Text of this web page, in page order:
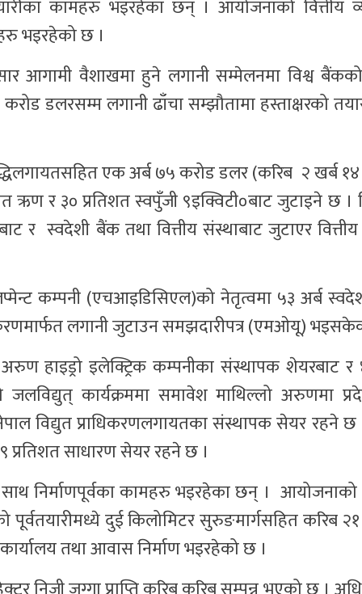
कामहरु भइरहेका छन् । आयोजनाको वित्तीय
भइरहेको छ ।
आगामी वैशाखमा हुने लगानी सम्मेलनमा विश्व
करोड डलरसम्म लगानी ढाँचा सम्झौतामा हस्ताक्षरको
एक अर्ब ७५ करोड डलर (करिब २ खर्ब
र ३० प्रतिशत स्वपुँजी ९इक्विटी०बाट जुटाइने छ ।
र स्वदेशी बैंक तथा वित्तीय संस्थाबाट जुटाएर
कम्पनी (एचआइडिसिएल)को नेतृत्वमा ५३ अर्ब
लगानी जुटाउन समझदारीपत्र (एमओयू)
हाइड्रो इलेक्ट्रिक कम्पनीका संस्थापक शेयरबाट र
कार्यक्रममा समावेश माथिल्लो अरुणमा
विद्युत प्राधिकरणलगायतका संस्थापक सेयर रहने
प्रतिशत साधारण सेयर रहने छ ।
निर्माणपूर्वका कामहरु भइरहेका छन् । आयोजनाको
पूर्वतयारीमध्ये दुई किलोमिटर सुरुङमार्गसहित करिब
तथा आवास निर्माण भइरहेको छ ।